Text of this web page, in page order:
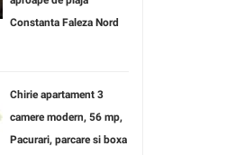
Constanta Faleza Nord
Chirie apartament 3
camere modern, 56 mp,
Pacurari, parcare si boxa